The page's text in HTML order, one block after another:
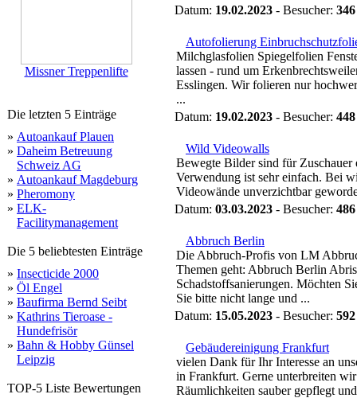
Missner Treppenlifte
Die letzten 5 Einträge
» Autoankauf Plauen
» Daheim Betreuung
Schweiz AG
» Autoankauf Magdeburg
» Pheromony
» ELK-
Facilitymanagement
Die 5 beliebtesten Einträge
» Insecticide 2000
» Öl Engel
» Baufirma Bernd Seibt
» Kathrins Tieroase -
Hundefrisör
» Bahn & Hobby Günsel
Leipzig
TOP-5 Liste Bewertungen
Datum: 19.02.2023 - Besucher: 346
Autofolierung
Milchglasfolien Spiegelfolien
lassen - rund um
Esslingen. Wir folieren nur
...
Datum: 19.02.2023 - Besucher: 448
Wild Videowalls
Bewegte Bilder sind für Zuschauer
Verwendung ist sehr einfach. Bei
Videowände unverzichtbar
Datum: 03.03.2023 - Besucher: 486
Abbruch Berlin
Die Abbruch-Profis von LM
Themen geht: Abbruch Berlin
Schadstoffsanierungen. Möchten
Sie bitte nicht lange und ...
Datum: 15.05.2023 - Besucher: 592
Gebäudereinigung Frankfurt
vielen Dank für Ihr Interesse an
in Frankfurt. Gerne unterbreiten
Räumlichkeiten sauber gepflegt